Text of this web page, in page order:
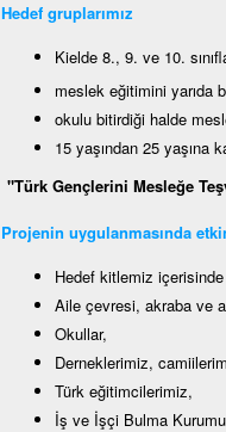
Hedef gruplarımız
Kielde 8., 9. ve 10.
meslek eğitimini yarıda
okulu bitirdiği halde
15 yaşından 25 yaşına
"Türk Gençlerini Mesleğe
Projenin uygulanmasında
Hedef kitlemiz
Aile çevresi, akraba ve
Okullar,
Derneklerimiz,
Türk eğitimcilerimiz,
İş ve İşçi Bulma